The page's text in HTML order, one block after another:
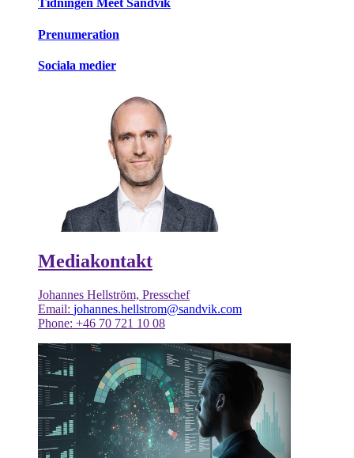
Tidningen Meet Sandvik
Prenumeration
Sociala medier
Mediakontakt
Johannes Hellström, Presschef
Email: johannes.hellstrom@sandvik.com
Phone: +46 70 721 10 08